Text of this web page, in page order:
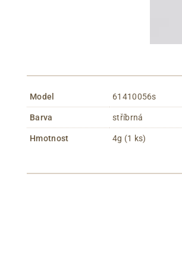
Model 61410056s
Barva stříbrná
Hmotnost 4g (1 ks)